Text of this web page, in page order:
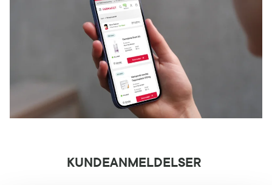
KUNDEANMELDELSER